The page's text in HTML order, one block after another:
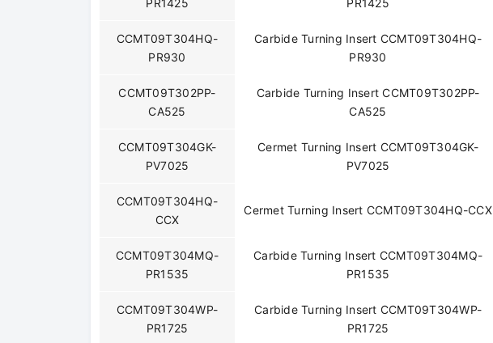
PR1425
PR1425
CCMT09T304HQ-
PR930
Carbide Turning Insert CCMT09T304HQ-
PR930
CCMT09T302PP-
CA525
Carbide Turning Insert CCMT09T302PP-
CA525
CCMT09T304GK-
PV7025
Cermet Turning Insert CCMT09T304GK-
PV7025
CCMT09T304HQ-
CCX
Cermet Turning Insert CCMT09T304HQ-CCX
CCMT09T304MQ-
PR1535
Carbide Turning Insert CCMT09T304MQ-
PR1535
CCMT09T304WP-
PR1725
Carbide Turning Insert CCMT09T304WP-
PR1725